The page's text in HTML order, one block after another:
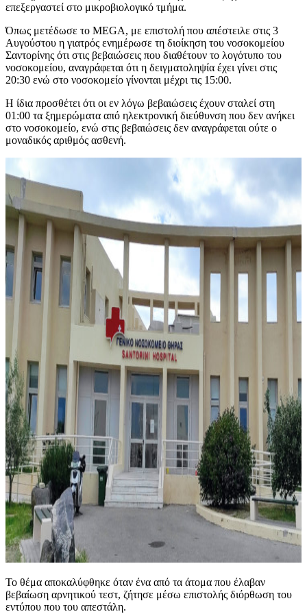
επεξεργαστεί στο μικροβιολογικό τμήμα.
Όπως μετέδωσε το MEGA, με επιστολή που απέστειλε στις 3
Αυγούστου η γιατρός ενημέρωσε τη διοίκηση του νοσοκομείου
Σαντορίνης ότι στις βεβαιώσεις που διαθέτουν το λογότυπο του
νοσοκομείου, αναγράφεται ότι η δειγματοληψία έχει γίνει στις
20:30 ενώ στο νοσοκομείο γίνονται μέχρι τις 15:00.
Η ίδια προσθέτει ότι οι εν λόγω βεβαιώσεις έχουν σταλεί στη
01:00 τα ξημερώματα από ηλεκτρονική διεύθυνση που δεν ανήκει
στο νοσοκομείο, ενώ στις βεβαιώσεις δεν αναγράφεται ούτε ο
μοναδικός αριθμός ασθενή.
Το θέμα αποκαλύφθηκε όταν ένα από τα άτομα που έλαβαν
βεβαίωση αρνητικού τεστ, ζήτησε μέσω επιστολής διόρθωση του
εντύπου που του απεστάλη.